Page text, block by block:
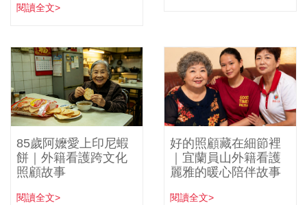
閱讀全文>
85歲阿嬤愛上印尼蝦
餅｜外籍看護跨文化
照顧故事
閱讀全文>
好的照顧藏在細節裡
｜宜蘭員山外籍看護
麗雅的暖心陪伴故事
閱讀全文>